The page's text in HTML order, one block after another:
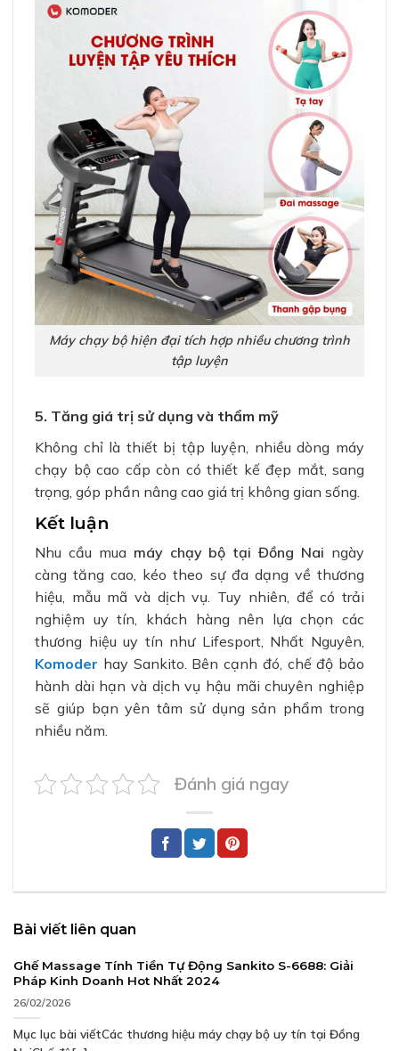
Máy chạy bộ hiện đại tích hợp nhiều chương trình
tập luyện
5. Tăng giá trị sử dụng và thẩm mỹ
Không chỉ là thiết bị tập luyện, nhiều dòng máy
chạy bộ cao cấp còn có thiết kế đẹp mắt, sang
trọng, góp phần nâng cao giá trị không gian sống.
Kết luận
Nhu cầu mua máy chạy bộ tại Đồng Nai ngày
càng tăng cao, kéo theo sự đa dạng về thương
hiệu, mẫu mã và dịch vụ. Tuy nhiên, để có trải
nghiệm uy tín, khách hàng nên lựa chọn các
thương hiệu uy tín như Lifesport, Nhất Nguyên,
Komoder hay Sankito. Bên cạnh đó, chế độ bảo
hành dài hạn và dịch vụ hậu mãi chuyên nghiệp
sẽ giúp bạn yên tâm sử dụng sản phẩm trong
nhiều năm.
Đánh giá ngay
Bài viết liên quan
Ghế Massage Tính Tiền Tự Động Sankito S-6688: Giải
Pháp Kinh Doanh Hot Nhất 2024
26/02/2026
Mục lục bài viếtCác thương hiệu máy chạy bộ uy tín tại Đồng